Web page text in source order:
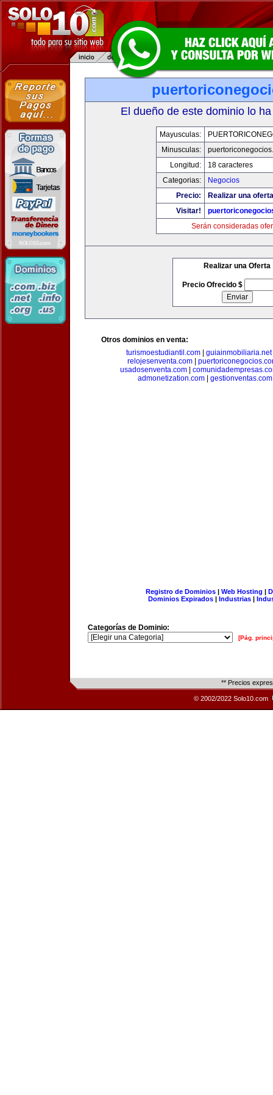
El dueño de este dominio lo
Mayusculas:
Minusculas:
Longitud:
18 caracteres
Categorias:
Negocios
Precio:
Realizar una
Visitar!
Serán consideradas
Realizar una Oferta
Precio Ofrecido $
Otros dominios en venta:
turismoestudiantil.com| guiainmobiliaria.net
relojesenventa.com|
usadosenventa.com|
admonetization.com| gestionventas.com
Registro de Dominios| Web Hosting |
Dominios Expirados | Industrias |
Categorías de Dominio:
[Pág.
** Precios
© 2002/2022 Solo10.com